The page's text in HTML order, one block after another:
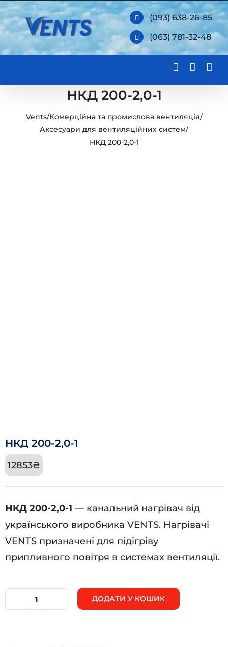
Skip
to
content
(093) 638-26-85
(063) 781-32-48
НКД 200-2,0-1
Vents/Комерційна та промислова вентиляція/
Аксесуари для вентиляційних систем/
НКД 200-2,0-1
НКД 200-2,0-1
12853₴
НКД 200-2,0-1 — канальний нагрівач від
українського виробника VENTS. Нагрівачі
VENTS призначені для підігріву
припливного повітря в системах вентиляції.
ДОДАТИ У КОШИК